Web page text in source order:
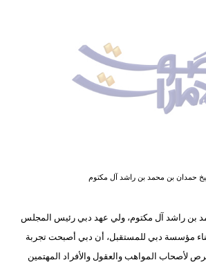
علوم
وتكنولوجيا
حمدان بن محمد بن راشد آل مكتوم
بن راشد آل مكتوم، ولي عهد دبي رئيس المجلس
مؤسسة دبي للمستقبل، أن دبي أصبحت تجربة
لأصحاب المواهب والعقول والأفراد المهتمين